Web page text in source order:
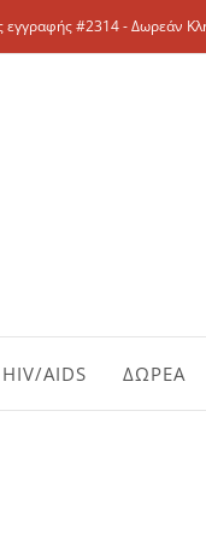
#2314 - Δωρεάν
HIV/AIDS ΔΩΡΕΑ